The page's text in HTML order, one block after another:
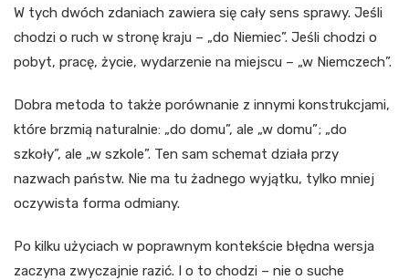
W tych dwóch zdaniach zawiera się cały sens sprawy. Jeśli
chodzi o ruch w stronę kraju – „do Niemiec”. Jeśli chodzi o
pobyt, pracę, życie, wydarzenie na miejscu – „w Niemczech”.
Dobra metoda to także porównanie z innymi konstrukcjami,
które brzmią naturalnie: „do domu”, ale „w domu”; „do
szkoły”, ale „w szkole”. Ten sam schemat działa przy
nazwach państw. Nie ma tu żadnego wyjątku, tylko mniej
oczywista forma odmiany.
Po kilku użyciach w poprawnym kontekście błędna wersja
zaczyna zwyczajnie razić. I o to chodzi – nie o suche